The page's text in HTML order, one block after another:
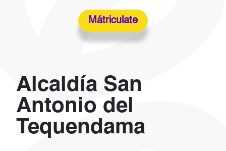
Mátriculate
Alcaldía San
Antonio del
Tequendama